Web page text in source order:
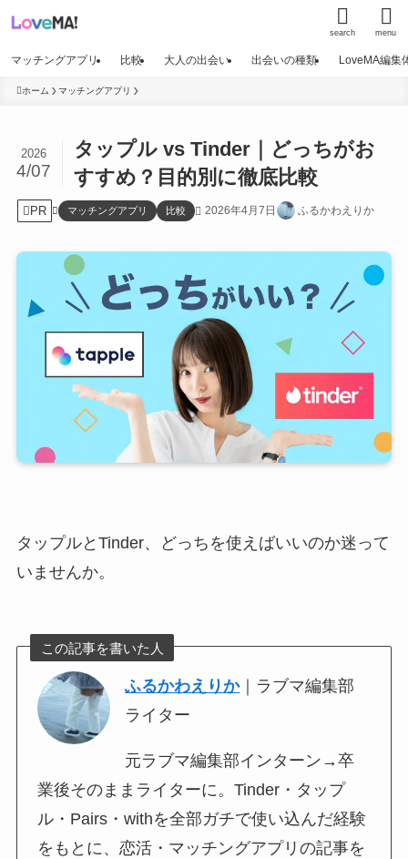
search menu
マッチングアプリ 比較 大人の出会い 出会いの種類 LoveMA編集
ホーム マッチングアプリ
タップル vs Tinder｜どっちがお
すすめ？目的別に徹底比較
2026
4/07
PR マッチングアプリ 比較 2026年4月7日 ふるかわえりか
タップルとTinder、どっちを使えばいいのか迷って
いませんか。
この記事を書いた人
ふるかわえりか｜ラブマ編集部
ライター
元ラブマ編集部インターン→卒
業後そのままライターに。Tinder・タップ
ル・Pairs・withを全部ガチで使い込んだ経験
をもとに、恋活・マッチングアプリの記事を